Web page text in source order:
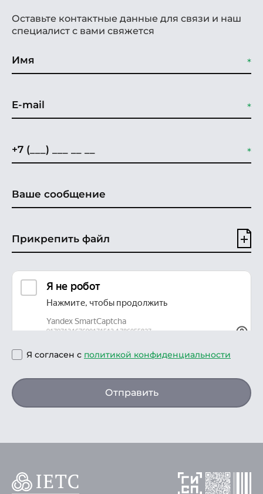
Оставьте контактные данные для связи и наш
специалист с вами свяжется
Прикрепить файл
Я согласен с политикой конфиденциальности
Отправить